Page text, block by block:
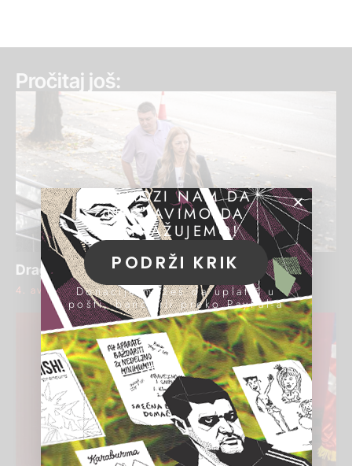
Pročitaj još:
Draginja Bajić ponovo osuđena za pranje para
4. avgust 2026.
POMOZI NAM DA
NASTAVIMO DA
ISTRAŽUJEMO!
PODRŽI KRIK
Donacije možeš da uplatiš u
pošti, banci ili preko PayPal-a